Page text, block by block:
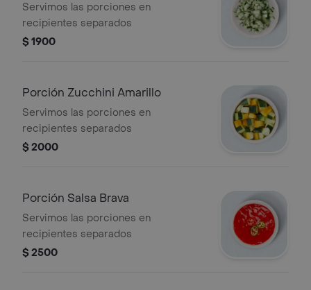
Servimos las porciones en
recipientes separados
$ 1900
Porción Zucchini Amarillo
Servimos las porciones en
recipientes separados
$ 2000
Porción Salsa Brava
Servimos las porciones en
recipientes separados
$ 2500